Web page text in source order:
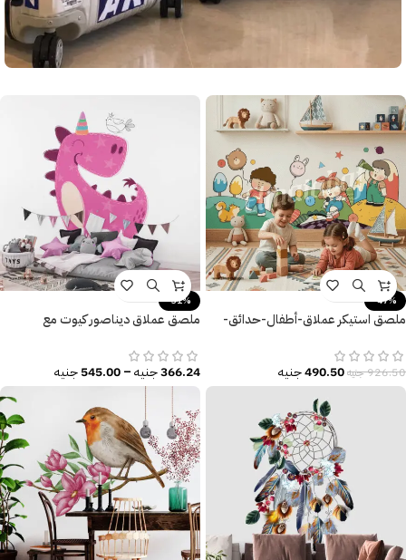
-47%
ملصق استيكر عملاق-أطفال-حدائق-
926.50جنيه490.50جنيه
-31%
ملصق عملاق ديناصور كيوت مع
366.24جنيه–
545.00جنيه